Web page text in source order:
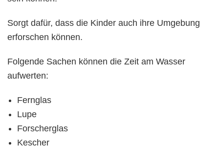
Sorgt dafür, dass die Kinder auch ihre Umgebung
erforschen können.
Folgende Sachen können die Zeit am Wasser
aufwerten:
Fernglas
Lupe
Forscherglas
Kescher